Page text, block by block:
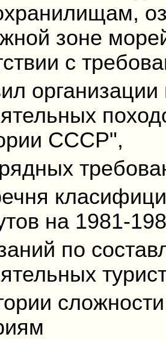
зоне
с
организации
СССР",
на 1981-
по